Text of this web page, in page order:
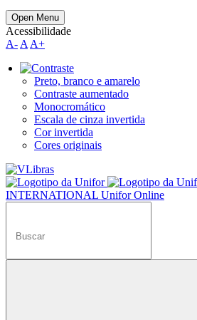
Open Menu
Acessibilidade
A- A A+
Preto, branco e amarelo
Contraste aumentado
Monocromático
Escala de cinza invertida
Cor invertida
Cores originais
INTERNATIONAL Unifor Online